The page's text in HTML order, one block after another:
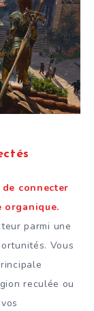
connecter
organique.
parmi une
Vous
reculée ou